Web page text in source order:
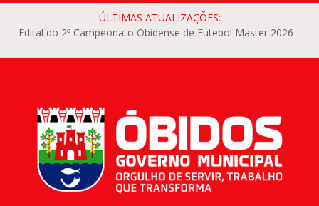
ÚLTIMAS ATUALIZAÇÕES:
Edital do 2º Campeonato Obidense de Futebol Master 2026